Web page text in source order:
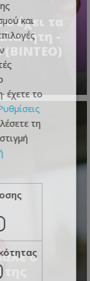
έχει τα
-
(ΒΙΝΤΕΟ)
ο
και
έχετε το
τη